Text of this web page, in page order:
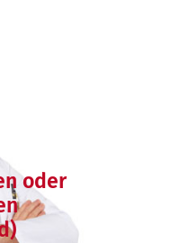
oder